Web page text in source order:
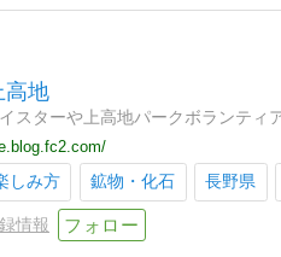
高地
スターや上高地パークボランテ
しみ方
鉱物・化石 長野県
情報